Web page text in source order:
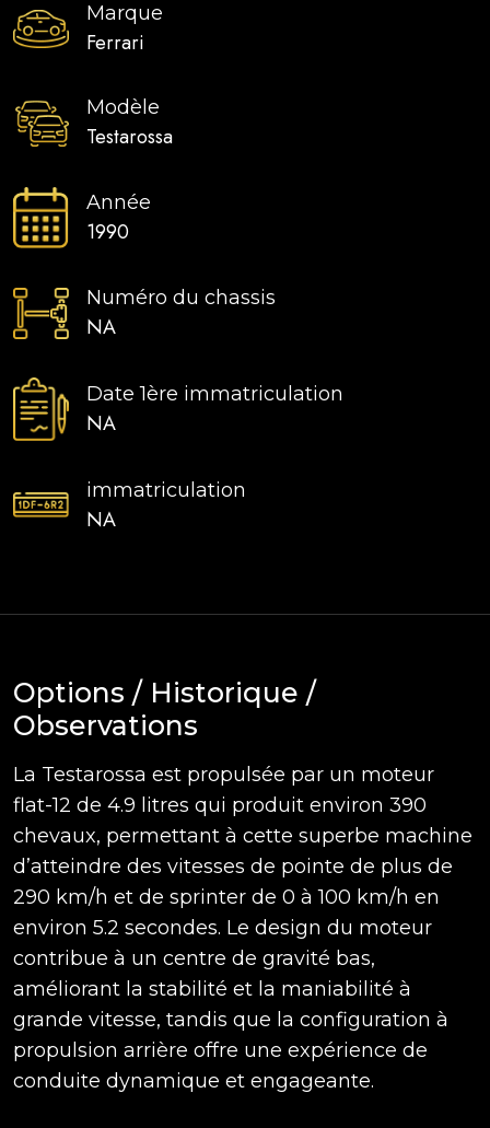
Marque
Ferrari
Modèle
Testarossa
Année
1990
Numéro du chassis
NA
Date 1ère immatriculation
NA
immatriculation
NA
Options / Historique /
Observations
La Testarossa est propulsée par un moteur
flat-12 de 4.9 litres qui produit environ 390
chevaux, permettant à cette superbe machine
d’atteindre des vitesses de pointe de plus de
290 km/h et de sprinter de 0 à 100 km/h en
environ 5.2 secondes. Le design du moteur
contribue à un centre de gravité bas,
améliorant la stabilité et la maniabilité à
grande vitesse, tandis que la configuration à
propulsion arrière offre une expérience de
conduite dynamique et engageante.